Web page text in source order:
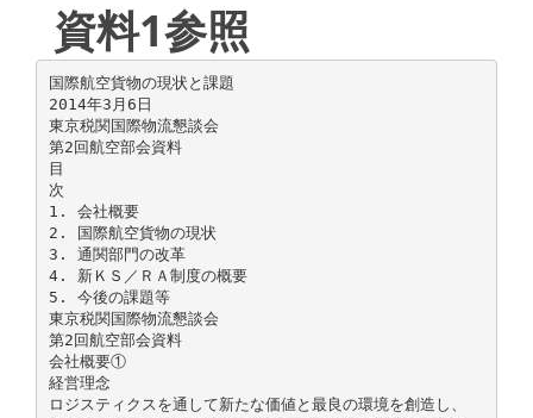
資料1参照
国際航空貨物の現状と課題
2014年3月6日
東京税関国際物流懇談会
第2回航空部会資料
目
次
1. 会社概要
2. 国際航空貨物の現状
3. 通関部門の改革
4. 新ＫＳ／ＲＡ制度の概要
5. 今後の課題等
東京税関国際物流懇談会
第2回航空部会資料
会社概要①
経営理念
ロジスティクスを通して新たな価値と最良の環境を創造し、